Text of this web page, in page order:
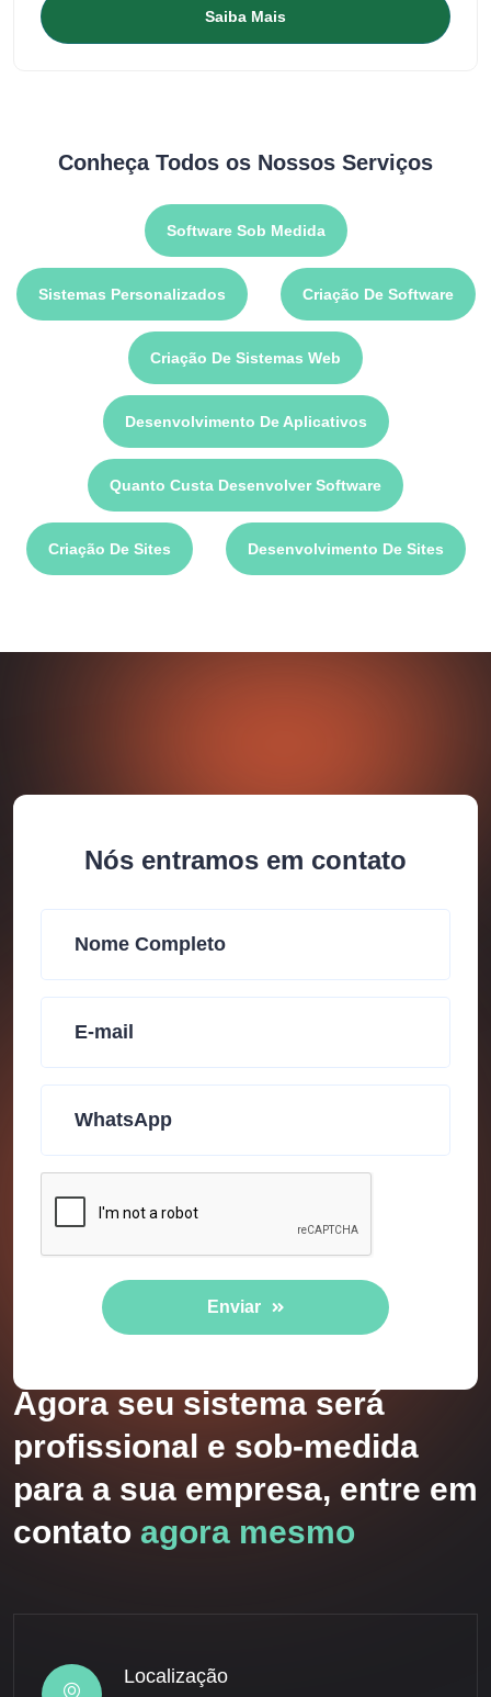
Saiba Mais
Conheça Todos os Nossos Serviços
Software Sob Medida
Sistemas Personalizados Criação De Software
Criação De Sistemas Web
Desenvolvimento De Aplicativos
Quanto Custa Desenvolver Software
Criação De Sites Desenvolvimento De Sites
Nós entramos em contato
Enviar
Agora seu sistema será
profissional e sob-medida
para a sua empresa, entre em
contato agora mesmo
Localização